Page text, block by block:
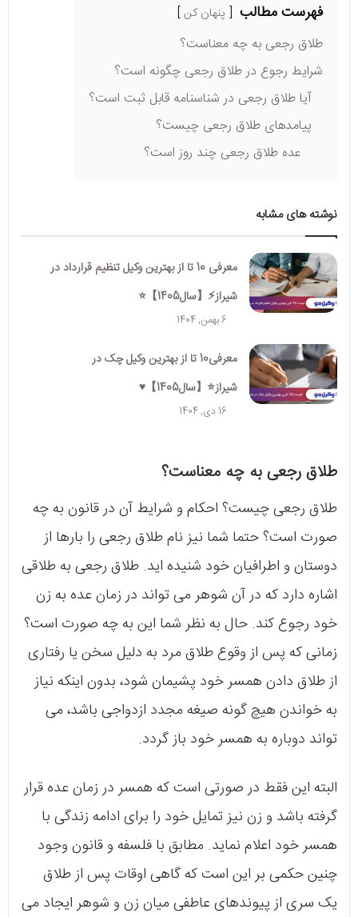
فهرست مطالب پنهان کن
طلاق رجعی به چه معناست؟
شرایط رجوع در طلاق رجعی چگونه است؟
آیا طلاق رجعی در شناسنامه قابل ثبت است؟
پیامدهای طلاق رجعی چیست؟
عده طلاق رجعی چند روز است؟
نوشته های مشابه
معرفی 10 تا از بهترین وکیل تنظیم قرارداد در
شیراز⚡【سال1405】⭐️
6 بهمن, 1404
معرفی10 تا از بهترین وکیل چک در
شیراز⭐【سال1405】♥️
16 دی, 1404
طلاق رجعی به چه معناست؟
طلاق رجعی چیست؟ احکام و شرایط آن در قانون به چه
صورت است؟ حتما شما نیز نام طلاق رجعی را بارها از
دوستان و اطرافیان خود شنیده‌ اید. طلاق رجعی به طلاقی
اشاره دارد که در آن شوهر می‌ تواند در زمان عده به زن
خود رجوع کند. حال به نظر شما این به چه صورت است؟
زمانی که پس از وقوع طلاق مرد به دلیل سخن یا رفتاری
از طلاق دادن همسر خود پشیمان شود، بدون اینکه نیاز
به خواندن هیچ گونه صیغه‌ مجدد ازدواجی باشد، می‌
تواند دوباره به همسر خود باز گردد.
البته این فقط در صورتی است که همسر در زمان عده قرار
گرفته باشد و زن نیز تمایل خود را برای ادامه‌ زندگی با
همسر خود اعلام نماید. مطابق با فلسفه و قانون وجود
چنین حکمی بر این است که گاهی اوقات پس از طلاق
یک سری از پیوندهای عاطفی میان زن و شوهر ایجاد می‌